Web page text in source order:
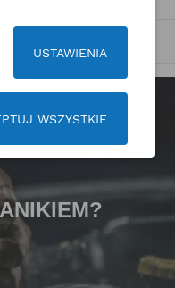
USTAWIENIA
WSZYSTKIE